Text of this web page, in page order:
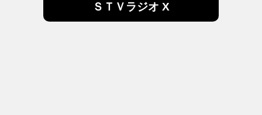
ＳＴＶラジオ X